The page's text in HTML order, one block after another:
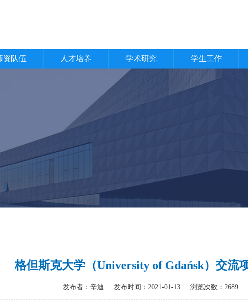
资队伍 人才培养 学术研究 学生工作
格但斯克大学（University of Gdańsk）交流
发布者：辛迪 发布时间：2021-01-13 浏览次数： 2689